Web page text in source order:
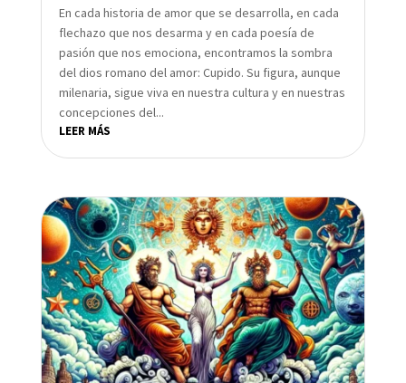
En cada historia de amor que se desarrolla, en cada
flechazo que nos desarma y en cada poesía de
pasión que nos emociona, encontramos la sombra
del dios romano del amor: Cupido. Su figura, aunque
milenaria, sigue viva en nuestra cultura y en nuestras
concepciones del...
LEER MÁS